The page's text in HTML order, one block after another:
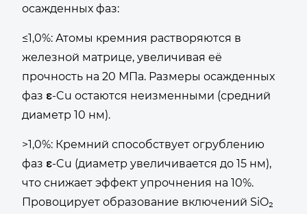
осажденных фаз:
≤1,0%: Атомы кремния растворяются в
железной матрице, увеличивая её
прочность на 20 МПа. Размеры осажденных
фаз ε-Cu остаются неизменными (средний
диаметр 10 нм).
>1,0%: Кремний способствует огрублению
фаз ε-Cu (диаметр увеличивается до 15 нм),
что снижает эффект упрочнения на 10%.
Провоцирует образование включений SiO₂